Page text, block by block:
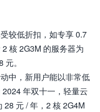
较低折扣，如专享 0.7
核 2G3M 的服务器为
。
中，新用户能以非常低
年双十一，轻量云
28 元 / 年，2 核 2G4M